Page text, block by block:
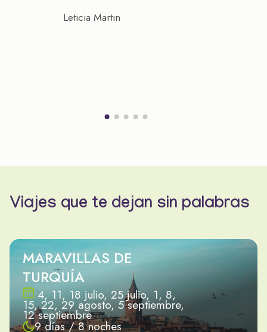
Leticia Martin
Viajes que te dejan sin palabras
MARAVILLAS DE
TURQUÍA
4, 11, 18 julio, 25 julio, 1, 8,
15, 22, 29 agosto, 5 septiembre,
12 septiembre
9 días / 8 noches